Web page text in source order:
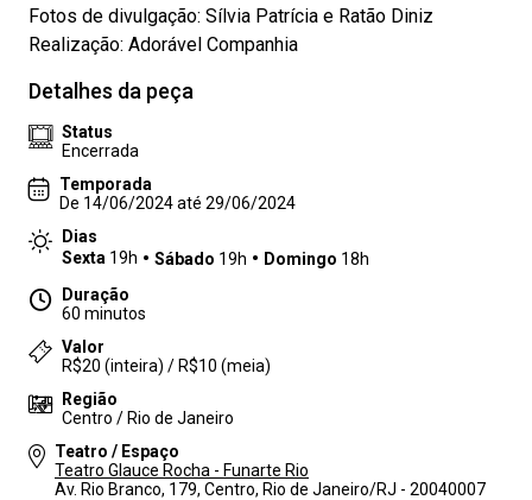
Fotos de divulgação: Sílvia Patrícia e Ratão Diniz
Realização: Adorável Companhia
Detalhes da peça
Status
Encerrada
Temporada
De 14/06/2024 até 29/06/2024
Dias
Sexta 19h Sábado 19h Domingo 18h
Duração
60 minutos
Valor
R$20 (inteira) / R$10 (meia)
Região
Centro / Rio de Janeiro
Teatro / Espaço
Teatro Glauce Rocha - Funarte Rio
Av. Rio Branco, 179, Centro, Rio de Janeiro/RJ - 20040007